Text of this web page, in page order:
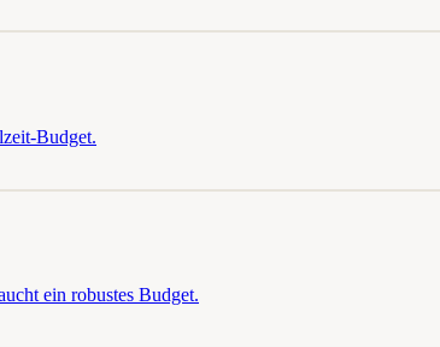
Budget.
ein robustes Budget.